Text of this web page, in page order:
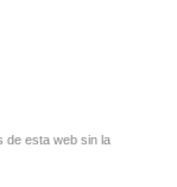
de esta web sin la